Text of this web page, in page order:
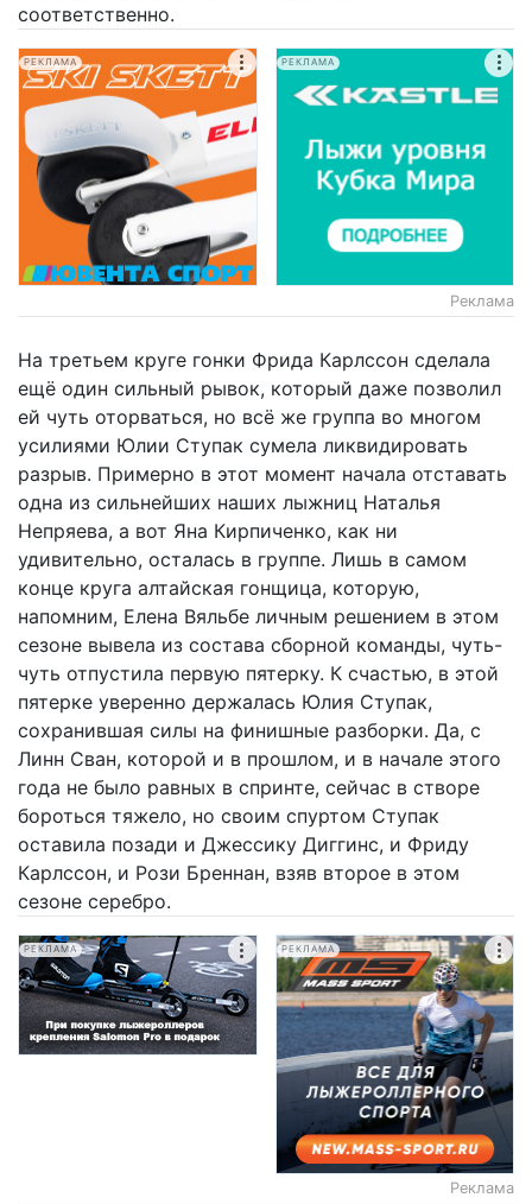
соответственно.
РЕКЛАМА РЕКЛАМА
Реклама
На третьем круге гонки Фрида Карлссон сделала
ещё один сильный рывок, который даже позволил
ей чуть оторваться, но всё же группа во многом
усилиями Юлии Ступак сумела ликвидировать
разрыв. Примерно в этот момент начала отставать
одна из сильнейших наших лыжниц Наталья
Непряева, а вот Яна Кирпиченко, как ни
удивительно, осталась в группе. Лишь в самом
конце круга алтайская гонщица, которую,
напомним, Елена Вяльбе личным решением в этом
сезоне вывела из состава сборной команды, чуть-
чуть отпустила первую пятерку. К счастью, в этой
пятерке уверенно держалась Юлия Ступак,
сохранившая силы на финишные разборки. Да, с
Линн Сван, которой и в прошлом, и в начале этого
года не было равных в спринте, сейчас в створе
бороться тяжело, но своим спуртом Ступак
оставила позади и Джессику Диггинс, и Фриду
Карлссон, и Рози Бреннан, взяв второе в этом
сезоне серебро.
РЕКЛАМА РЕКЛАМА
Реклама